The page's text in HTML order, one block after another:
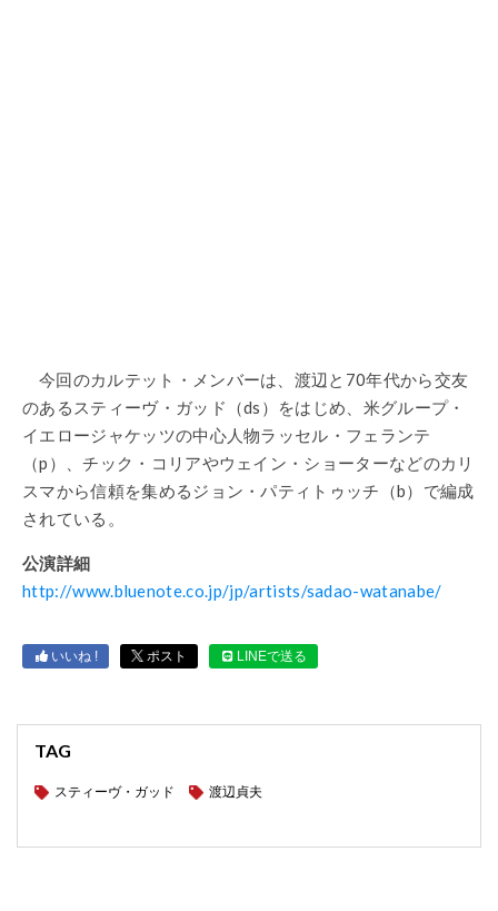
今回のカルテット・メンバーは、渡辺と70年代から交友
のあるスティーヴ・ガッド（ds）をはじめ、米グループ・
イエロージャケッツの中心人物ラッセル・フェランテ
（p）、チック・コリアやウェイン・ショーターなどのカリ
スマから信頼を集めるジョン・パティトゥッチ（b）で編成
されている。
公演詳細
http://www.bluenote.co.jp/jp/artists/sadao-watanabe/
いいね ! ポスト LINEで送る
TAG
スティーヴ・ガッド 渡辺貞夫